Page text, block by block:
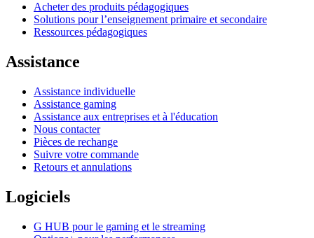
Acheter des produits pédagogiques
Solutions pour l’enseignement primaire et secondaire
Ressources pédagogiques
Assistance
Assistance individuelle
Assistance gaming
Assistance aux entreprises et à l'éducation
Nous contacter
Pièces de rechange
Suivre votre commande
Retours et annulations
Logiciels
G HUB pour le gaming et le streaming